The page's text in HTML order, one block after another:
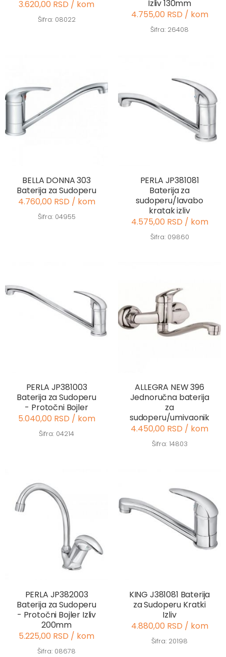
3.620,00 RSD / kom
Šifra: 08022
Izliv 130mm
4.755,00 RSD / kom
Šifra: 26408
BELLA DONNA 303
Baterija za Sudoperu
4.760,00 RSD / kom
Šifra: 04955
PERLA JP381081
Baterija za
sudoperu/lavabo
kratak izliv
4.575,00 RSD / kom
Šifra: 09860
PERLA JP381003
Baterija za Sudoperu
- Protočni Bojler
5.040,00 RSD / kom
Šifra: 04214
ALLEGRA NEW 396
Jednoručna baterija
za
sudoperu/umivaonik
4.450,00 RSD / kom
Šifra: 14803
PERLA JP382003
Baterija za Sudoperu
- Protočni Bojler Izliv
200mm
5.225,00 RSD / kom
Šifra: 08678
KING J381081 Baterija
za Sudoperu Kratki
Izliv
4.880,00 RSD / kom
Šifra: 20198